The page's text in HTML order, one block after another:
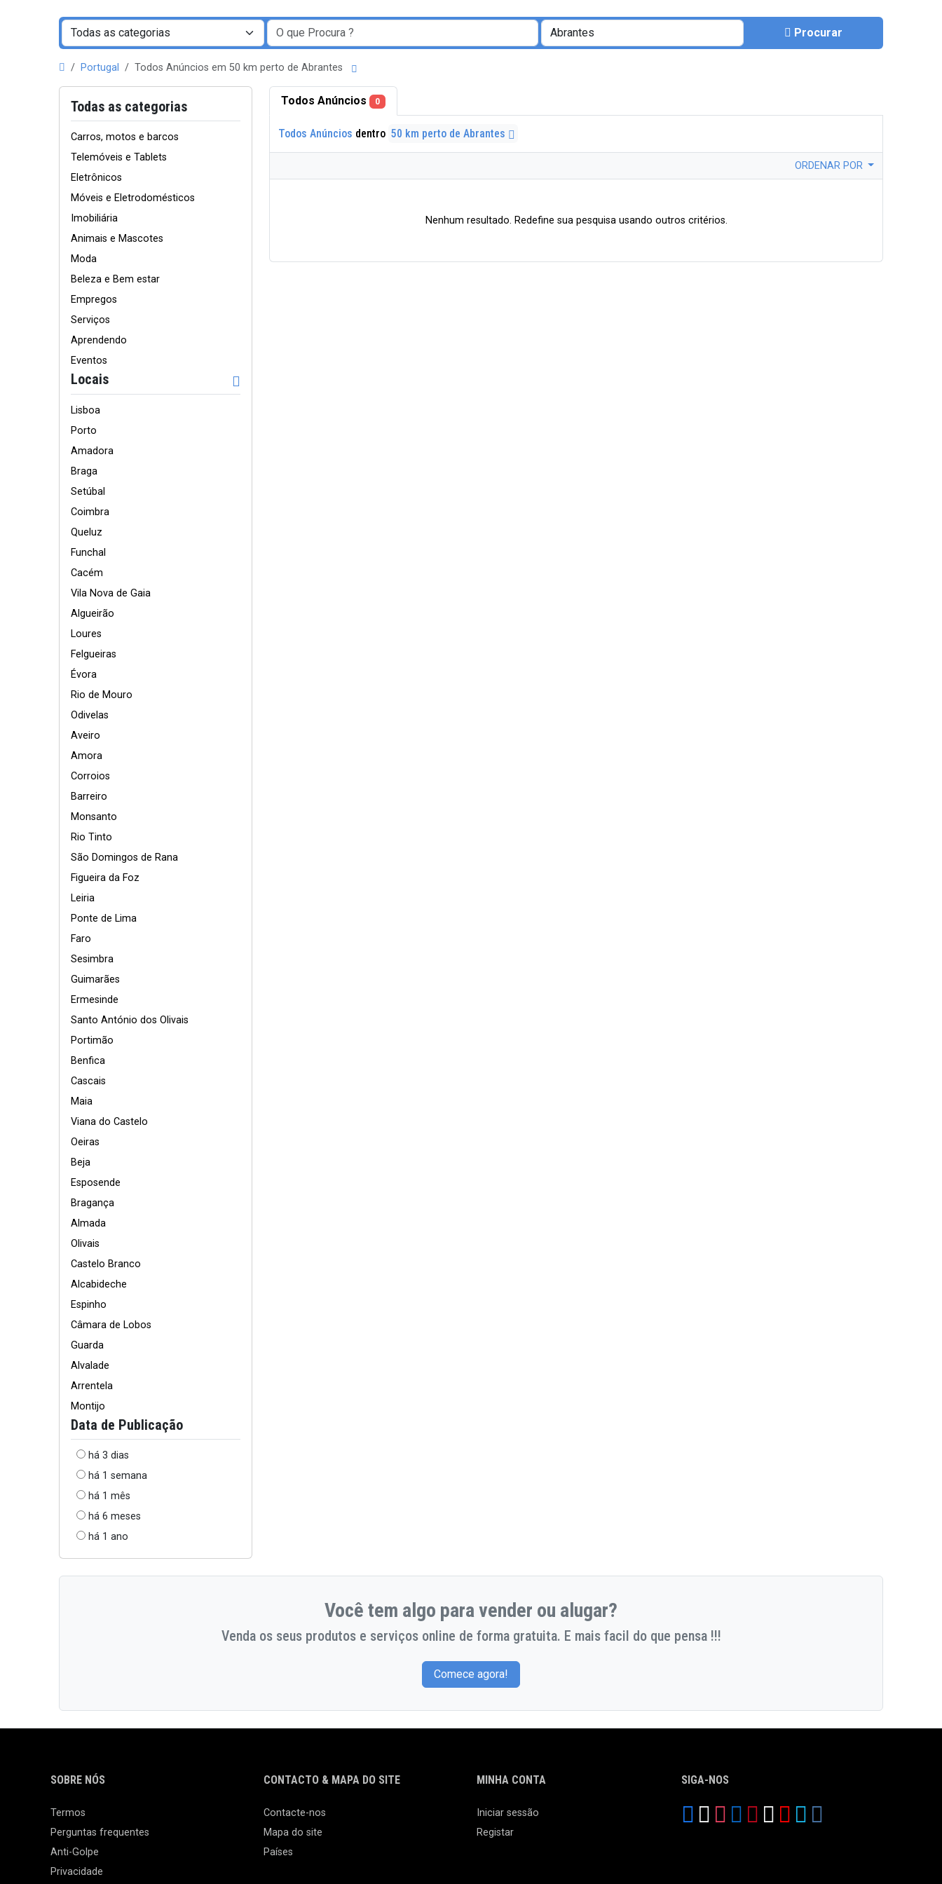
Procurar
Portugal Todos Anúncios em 50 km perto de Abrantes
Todas as categorias
Carros, motos e barcos
Telemóveis e Tablets
Eletrônicos
Móveis e Eletrodomésticos
Imobiliária
Animais e Mascotes
Moda
Beleza e Bem estar
Empregos
Serviços
Aprendendo
Eventos
Locais
Lisboa
Porto
Amadora
Braga
Setúbal
Coimbra
Queluz
Funchal
Cacém
Vila Nova de Gaia
Algueirão
Loures
Felgueiras
Évora
Rio de Mouro
Odivelas
Aveiro
Amora
Corroios
Barreiro
Monsanto
Rio Tinto
São Domingos de Rana
Figueira da Foz
Leiria
Ponte de Lima
Faro
Sesimbra
Guimarães
Ermesinde
Santo António dos Olivais
Portimão
Benfica
Cascais
Maia
Viana do Castelo
Oeiras
Beja
Esposende
Bragança
Almada
Olivais
Castelo Branco
Alcabideche
Espinho
Câmara de Lobos
Guarda
Alvalade
Arrentela
Montijo
Data de Publicação
há 3 dias
há 1 semana
há 1 mês
há 6 meses
há 1 ano
Todos Anúncios 0
Todos Anúncios dentro 50 km perto de Abrantes
ORDENAR POR
Nenhum resultado. Redefine sua pesquisa usando outros critérios.
Você tem algo para vender ou alugar?
Venda os seus produtos e serviços online de forma gratuita. E mais facil do que pensa !!!
Comece agora!
SOBRE NÓS
Termos
Perguntas frequentes
Anti-Golpe
Privacidade
CONTACTO & MAPA DO SITE
Contacte-nos
Mapa do site
Países
MINHA CONTA
Iniciar sessão
Registar
SIGA-NOS